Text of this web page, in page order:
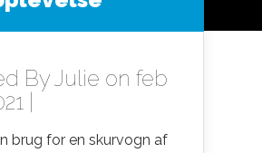
ByJulie on feb
|
brug for en skurvogn af